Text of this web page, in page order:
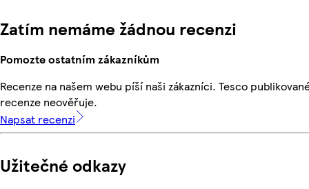
Zatím nemáme žádnou recenzi
Pomozte ostatním zákazníkům
Recenze na našem webu píší naši zákazníci. Tesco
recenze neověřuje.
Napsat recenzi
Užitečné odkazy